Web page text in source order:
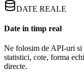
DATE REALE
Date in timp real
Ne folosim de API-uri si
statistici, cote, forma
directe.